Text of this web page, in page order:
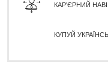
КАР'ЄРНИЙ
КУПУЙ